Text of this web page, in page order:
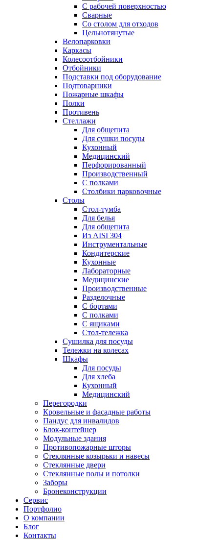
С рабочей поверхностью
Сварные
Со столом для отходов
Цельнотянутые
Велопарковки
Каркасы
Колесоотбойники
Отбойники
Подставки под оборудование
Подтоварники
Пожарные шкафы
Полки
Противень
Стеллажи
Для общепита
Для сушки посуды
Кухонный
Медицинский
Перфорированный
Производственный
С полками
Столбики парковочные
Столы
Cтол-тумба
Для белья
Для общепита
Из AISI 304
Инструментальные
Кондитерские
Кухонные
Лабораторные
Медицинские
Производственные
Разделочные
С бортами
С полками
С ящиками
Стол-тележка
Сушилка для посуды
Тележки на колесах
Шкафы
Для посуды
Для хлеба
Кухонный
Медицинский
Перегородки
Кровельные и фасадные работы
Пандус для инвалидов
Блок-контейнер
Модульные здания
Противопожарные шторы
Стеклянные козырьки и навесы
Стеклянные двери
Стеклянные полы и потолки
Заборы
Бронеконструкции
Сервис
Портфолио
О компании
Блог
Контакты